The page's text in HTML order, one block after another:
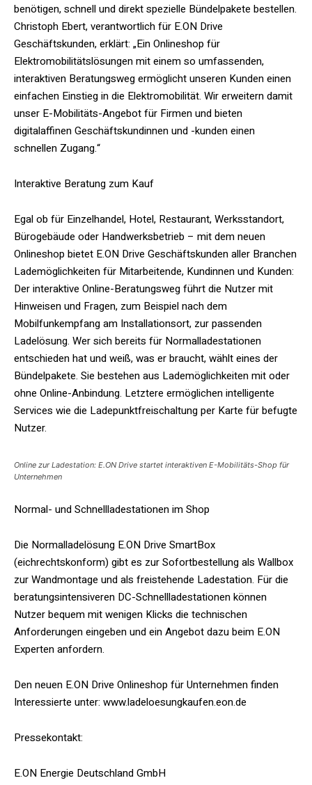
benötigen, schnell und direkt spezielle Bündelpakete bestellen.
Christoph Ebert, verantwortlich für E.ON Drive
Geschäftskunden, erklärt: „Ein Onlineshop für
Elektromobilitätslösungen mit einem so umfassenden,
interaktiven Beratungsweg ermöglicht unseren Kunden einen
einfachen Einstieg in die Elektromobilität. Wir erweitern damit
unser E-Mobilitäts-Angebot für Firmen und bieten
digitalaffinen Geschäftskundinnen und -kunden einen
schnellen Zugang.“
Interaktive Beratung zum Kauf
Egal ob für Einzelhandel, Hotel, Restaurant, Werksstandort,
Bürogebäude oder Handwerksbetrieb – mit dem neuen
Onlineshop bietet E.ON Drive Geschäftskunden aller Branchen
Lademöglichkeiten für Mitarbeitende, Kundinnen und Kunden:
Der interaktive Online-Beratungsweg führt die Nutzer mit
Hinweisen und Fragen, zum Beispiel nach dem
Mobilfunkempfang am Installationsort, zur passenden
Ladelösung. Wer sich bereits für Normalladestationen
entschieden hat und weiß, was er braucht, wählt eines der
Bündelpakete. Sie bestehen aus Lademöglichkeiten mit oder
ohne Online-Anbindung. Letztere ermöglichen intelligente
Services wie die Ladepunktfreischaltung per Karte für befugte
Nutzer.
Online zur Ladestation: E.ON Drive startet interaktiven E-Mobilitäts-Shop für
Unternehmen
Normal- und Schnellladestationen im Shop
Die Normalladelösung E.ON Drive SmartBox
(eichrechtskonform) gibt es zur Sofortbestellung als Wallbox
zur Wandmontage und als freistehende Ladestation. Für die
beratungsintensiveren DC-Schnellladestationen können
Nutzer bequem mit wenigen Klicks die technischen
Anforderungen eingeben und ein Angebot dazu beim E.ON
Experten anfordern.
Den neuen E.ON Drive Onlineshop für Unternehmen finden
Interessierte unter: www.ladeloesungkaufen.eon.de
Pressekontakt:
E.ON Energie Deutschland GmbH